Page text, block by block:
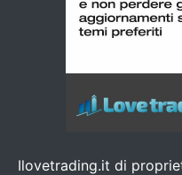
Ilovetrading.it di